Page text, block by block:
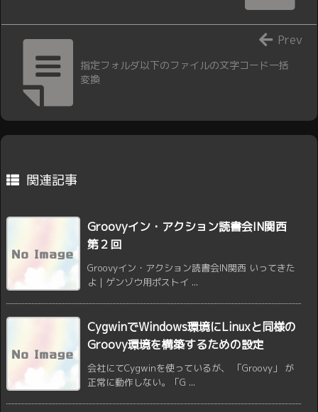
指定フォルダ以下のファイルの文字コード一括
変換
Prev
関連記事
Groovyイン・アクション読書会IN関西
第２回
Groovyイン・アクション読書会IN関西 いってきた
よ | ゲンゾウ用ポストイ ...
CygwinでWindows環境にLinuxと同様の
Groovy環境を構築するための設定
会社にてCygwinを使っているが、 「Groovy」 が
正常に動作しない。「G ...